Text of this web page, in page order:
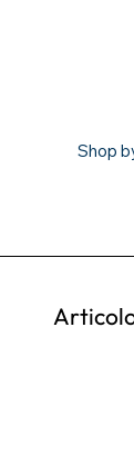
Shop